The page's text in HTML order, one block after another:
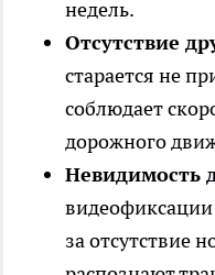
недель.
Отсутствие
старается не
соблюдает
дорожного
Невидимость
за отсутствие